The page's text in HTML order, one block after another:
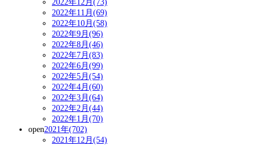
2022年12月(73)
2022年11月(69)
2022年10月(58)
2022年9月(96)
2022年8月(46)
2022年7月(83)
2022年6月(99)
2022年5月(54)
2022年4月(60)
2022年3月(64)
2022年2月(44)
2022年1月(70)
open2021年(702)
2021年12月(54)